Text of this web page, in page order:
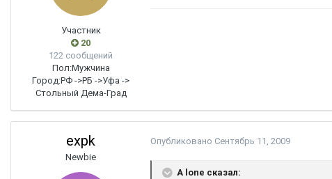
Участник
20
122 сообщений
Пол:Мужчина
Город:РФ ->РБ ->Уфа ->
Стольный Дема-Град
expk
Newbie
Опубликовано Сентябрь 11, 2009
A lone сказал: